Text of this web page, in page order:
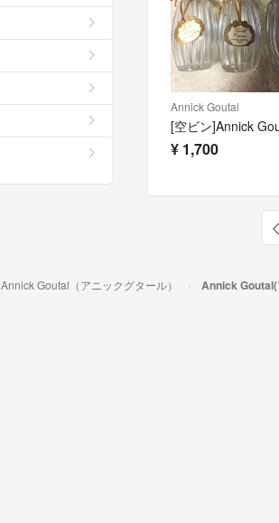
Annick Goutal
¥ 1,700
Annick Goutal（アニックグタール） Annick Goutal(